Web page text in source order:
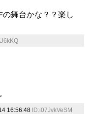
舞台かな？？楽し
16:56:48 ID:i07JvkVeSM